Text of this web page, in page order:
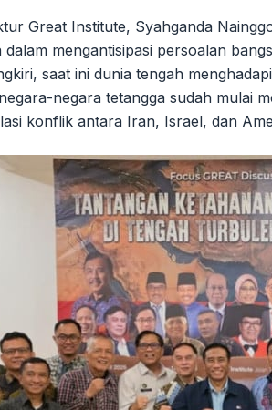
Great Institute, Syahganda
mengantisipasi persoalan
saat ini dunia tengah
negara tetangga sudah mulai
konflik antara Iran, Israel, dan